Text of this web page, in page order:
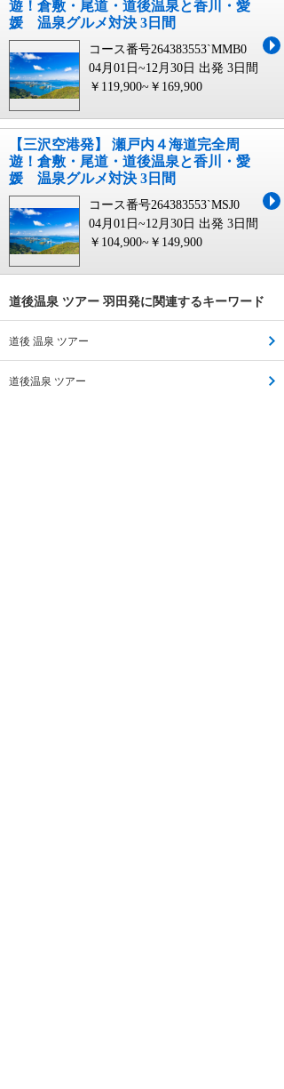
遊！倉敷・尾道・道後温泉と香川・愛
媛 温泉グルメ対決 3日間
コース番号264383553`MMB0
04月01日~12月30日 出発 3日間
￥119,900~￥169,900
【三沢空港発】 瀬戸内４海道完全周
遊！倉敷・尾道・道後温泉と香川・愛
媛 温泉グルメ対決 3日間
コース番号264383553`MSJ0
04月01日~12月30日 出発 3日間
￥104,900~￥149,900
道後温泉 ツアー 羽田発に関連するキーワード
道後 温泉 ツアー
道後温泉 ツアー